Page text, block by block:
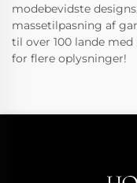
modebevidste
massetilpasning af
til over 100 lande
for flere oplysninger!